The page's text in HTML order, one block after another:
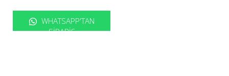
WHATSAPP'TAN
SIPARIŞ